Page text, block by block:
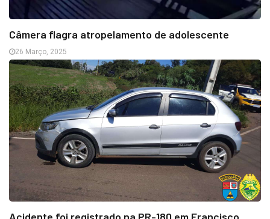
Câmera flagra atropelamento de adolescente
26 Março, 2025